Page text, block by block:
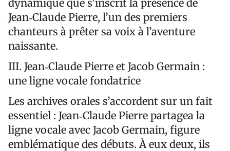
dynamique que s’inscrit la présence de
Jean‑Claude Pierre, l’un des premiers
chanteurs à prêter sa voix à l’aventure
naissante.
III. Jean‑Claude Pierre et Jacob Germain :
une ligne vocale fondatrice
Les archives orales s’accordent sur un fait
essentiel : Jean‑Claude Pierre partagea la
ligne vocale avec Jacob Germain, figure
emblématique des débuts. À eux deux, ils